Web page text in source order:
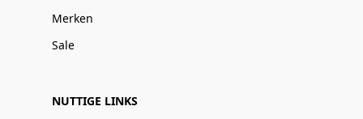
Merken
Sale
NUTTIGE LINKS